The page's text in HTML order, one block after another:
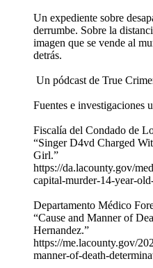
Un expediente sobre
derrumbe. Sobre la
imagen que se vende al
detrás.
Un pódcast de True
Fuentes e investigaciones
Fiscalía del Condado de
“Singer D4vd Charged
Girl.”
https://da.lacounty.gov/
capital-murder-14-year-
Departamento Médico
“Cause and Manner of
Hernandez.”
https://me.lacounty.gov/
manner-of-death-